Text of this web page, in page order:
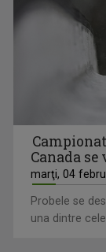
Canada se
marţi, 04
Probele se
una dintre